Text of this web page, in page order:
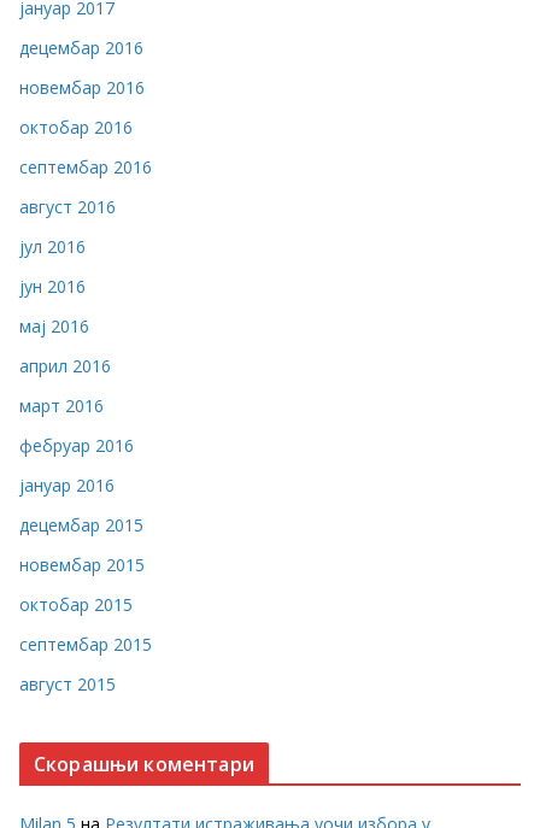
јануар 2017
децембар 2016
новембар 2016
октобар 2016
септембар 2016
август 2016
јул 2016
јун 2016
мај 2016
април 2016
март 2016
фебруар 2016
јануар 2016
децембар 2015
новембар 2015
октобар 2015
септембар 2015
август 2015
Скорашњи коментари